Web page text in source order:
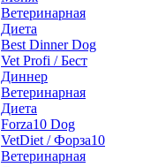
Ветеринарная
Диета
Best Dinner Dog
Vet Profi / Бест
Диннер
Ветеринарная
Диета
Forza10 Dog
VetDiet / Форза10
Ветеринарная